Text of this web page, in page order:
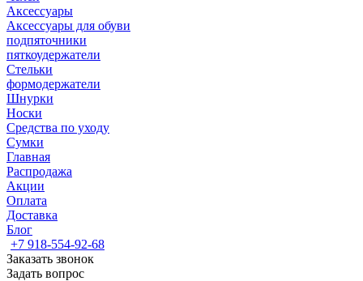
Аксессуары
Аксессуары для обуви
подпяточники
пяткоудержатели
Стельки
формодержатели
Шнурки
Носки
Средства по уходу
Сумки
Главная
Распродажа
Акции
Оплата
Доставка
Блог
+7 918-554-92-68
Заказать звонок
Задать вопрос